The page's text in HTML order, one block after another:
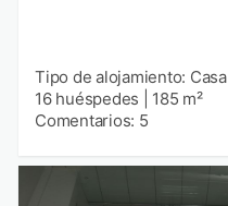
Tipo de alojamiento: Casa
16 huéspedes
185 m²
Comentarios: 5